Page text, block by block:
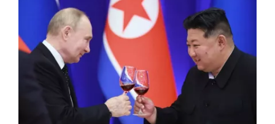
У Донецькій області українська армія ліквідувала
російського офіцера, полковника ЗС РФ Сергія Хвалова.
Ворожий військовий раніше двічі служив у Сирії, сприяючи
диктаторському режиму Башара Асада, передають
Патріоти України. Про це повідомив військовосл...